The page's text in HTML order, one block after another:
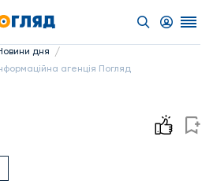
дня /
агенція Погляд